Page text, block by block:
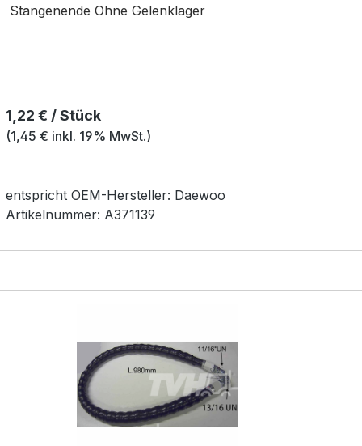
Stangenende Ohne Gelenklager
Regulärer Preis:
1,22 € / Stück
(1,45 € inkl. 19% MwSt.)
entspricht OEM-Hersteller: Daewoo
Artikelnummer: A371139